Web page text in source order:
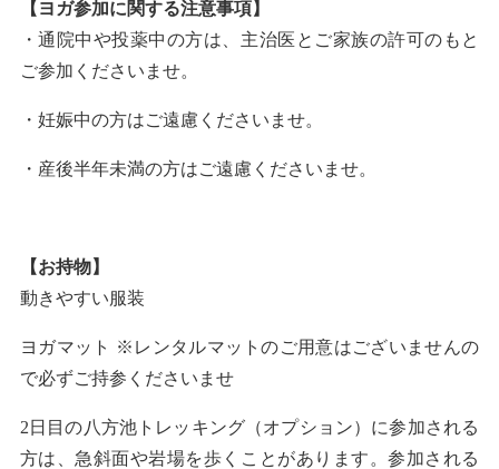
【ヨガ参加に関する注意事項】
・通院中や投薬中の方は、主治医とご家族の許可のもと
ご参加くださいませ。
・妊娠中の方はご遠慮くださいませ。
・産後半年未満の方はご遠慮くださいませ。
【お持物】
動きやすい服装
ヨガマット ※レンタルマットのご用意はございませんの
で必ずご持参くださいませ
2日目の八方池トレッキング（オプション）に参加される
方は、急斜面や岩場を歩くことがあります。参加される